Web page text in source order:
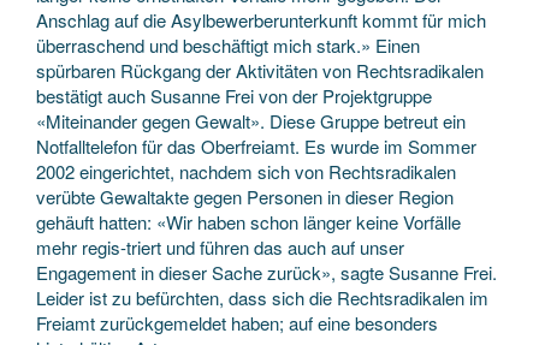
Anschlag auf die Asylbewerberunterkunft kommt für mich
überraschend und beschäftigt mich stark.» Einen
spürbaren Rückgang der Aktivitäten von Rechtsradikalen
bestätigt auch Susanne Frei von der Projektgruppe
«Miteinander gegen Gewalt». Diese Gruppe betreut ein
Notfalltelefon für das Oberfreiamt. Es wurde im Sommer
2002 eingerichtet, nachdem sich von Rechtsradikalen
verübte Gewaltakte gegen Personen in dieser Region
gehäuft hatten: «Wir haben schon länger keine Vorfälle
mehr regis-triert und führen das auch auf unser
Engagement in dieser Sache zurück», sagte Susanne Frei.
Leider ist zu befürchten, dass sich die Rechtsradikalen im
Freiamt zurückgemeldet haben; auf eine besonders